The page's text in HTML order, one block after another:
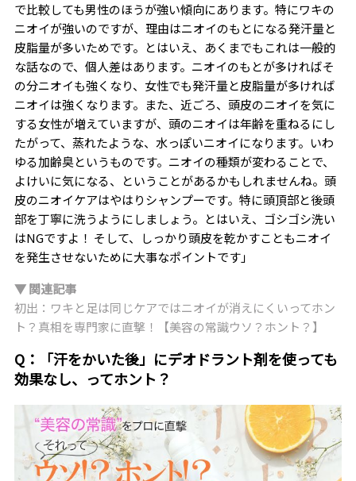
で比較しても男性のほうが強い傾向にあります。特にワキの
ニオイが強いのですが、理由はニオイのもとになる発汗量と
皮脂量が多いためです。とはいえ、あくまでもこれは一般的
な話なので、個人差はあります。ニオイのもとが多ければそ
の分ニオイも強くなり、女性でも発汗量と皮脂量が多ければ
ニオイは強くなります。また、近ごろ、頭皮のニオイを気に
する女性が増えていますが、頭のニオイは年齢を重ねるにし
たがって、蒸れたような、水っぽいニオイになります。いわ
ゆる加齢臭というものです。ニオイの種類が変わることで、
よけいに気になる、ということがあるかもしれませんね。頭
皮のニオイケアはやはりシャンプーです。特に頭頂部と後頭
部を丁寧に洗うようにしましょう。とはいえ、ゴシゴシ洗い
はNGですよ！ そして、しっかり頭皮を乾かすこともニオイ
を発生させないために大事なポイントです」
▼ 関連記事
初出：ワキと足は同じケアではニオイが消えにくいってホン
ト？真相を専門家に直撃！【美容の常識ウソ？ホント？】
Q：「汗をかいた後」にデオドラント剤を使っても
効果なし、ってホント？